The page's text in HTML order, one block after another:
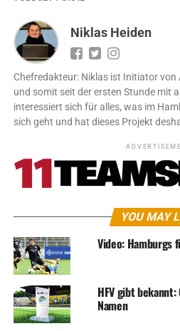
Niklas Heiden
Chefredakteur: Niklas ist Initiator
und somit seit der ersten Stunde mit
interessiert sich für alles, was im
sich geht und hat dieses Projekt
YOU MAY
Video: Hamburgs
HFV gibt
Namen